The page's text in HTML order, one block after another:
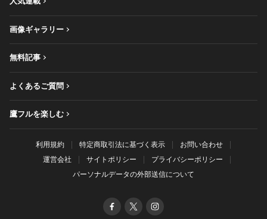
画像ギャラリー
無料記事
よくあるご質問
鷹フルを楽しむ
利用規約 特定商取引法に基づく表示
お問い合わせ
運営会社
サイトポリシー
プライバシーポリシー
パーソナルデータの外部送信について